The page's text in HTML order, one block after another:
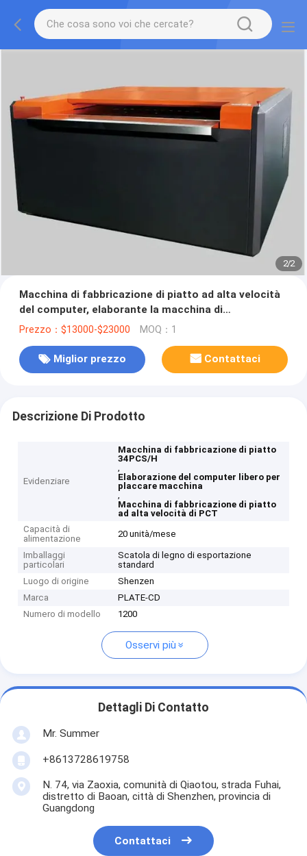
2/2
Macchina di fabbricazione di piatto ad alta velocità
del computer, elaborante la macchina di
fabbricazione di piatto libera
Prezzo：$13000-$23000 MOQ：1
Miglior prezzo Contattaci
Descrizione Di Prodotto
Evidenziare
Macchina di fabbricazione di piatto
34PCS/H
,
Elaborazione del computer libero per
placcare macchina
,
Macchina di fabbricazione di piatto
ad alta velocità di PCT
Capacità di
alimentazione
20 unità/mese
Imballaggi
particolari
Scatola di legno di esportazione
standard
Luogo di origine
Shenzen
Marca
PLATE-CD
Numero di modello
1200
Osservi più
Dettagli Di Contatto
Mr. Summer
+8613728619758
N. 74, via Zaoxia, comunità di Qiaotou, strada Fuhai,
distretto di Baoan, città di Shenzhen, provincia di
Guangdong
Contattaci